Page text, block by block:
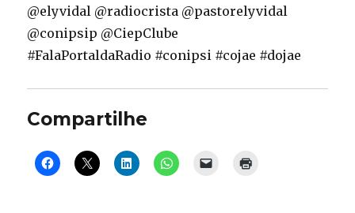
@elyvidal @radiocrista @pastorelyvidal
@conipsip @CiepClube
#FalaPortaldaRadio #conipsi #cojae #dojae
Compartilhe